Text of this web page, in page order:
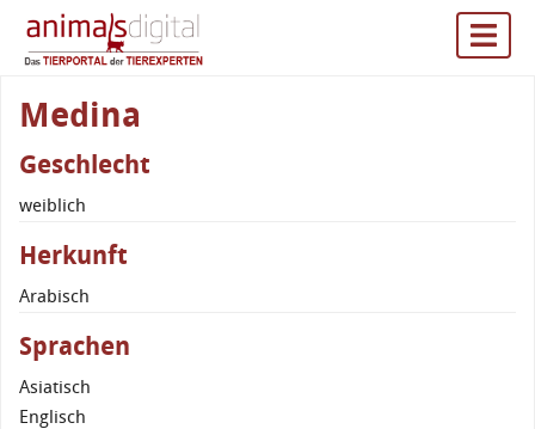
Medina
Geschlecht
weiblich
Herkunft
Arabisch
Sprachen
Asiatisch
Englisch